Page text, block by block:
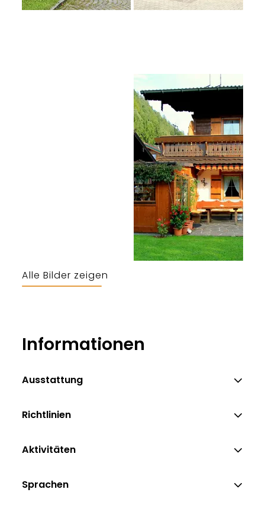
Alle Bilder zeigen
Informationen
Ausstattung
Richtlinien
Aktivitäten
Sprachen